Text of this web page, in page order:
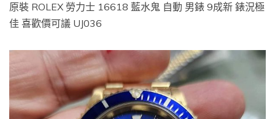
原裝 ROLEX 勞力士 16618 藍水鬼 自動 男錶 9成新 錶況極
佳 喜歡價可議 UJ036